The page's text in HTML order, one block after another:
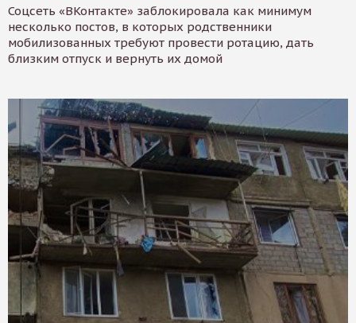
Соцсеть «ВКонтакте» заблокировала как минимум
несколько постов, в которых родственники
мобилизованных требуют провести ротацию, дать
близким отпуск и вернуть их домой